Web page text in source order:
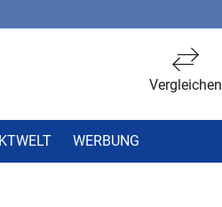
Vergleichen
WERBUNG